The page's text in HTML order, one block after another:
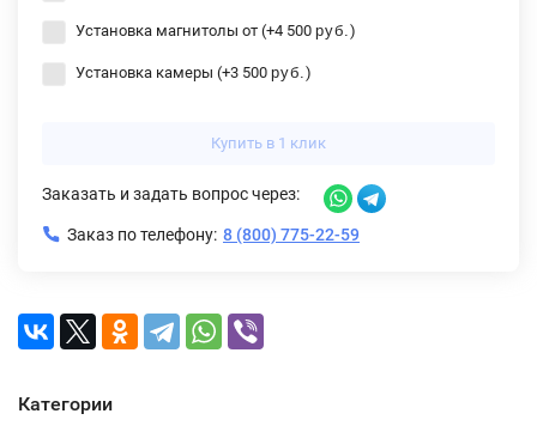
Установка магнитолы от (+4 500 руб. )
Установка камеры (+3 500 руб. )
Купить в 1 клик
Заказать и задать вопрос через:
Заказ по телефону: 8 (800) 775-22-59
Категории